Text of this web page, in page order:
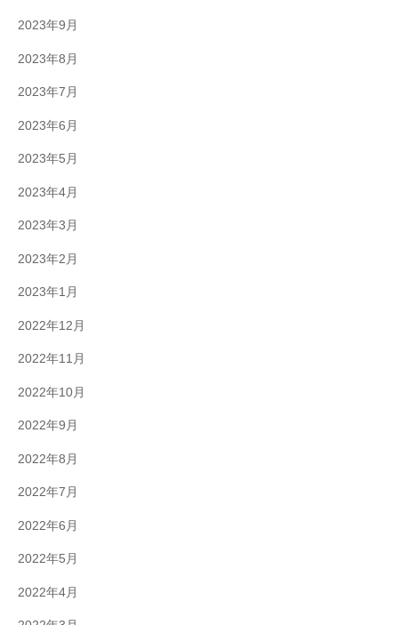
2023年9月
2023年8月
2023年7月
2023年6月
2023年5月
2023年4月
2023年3月
2023年2月
2023年1月
2022年12月
2022年11月
2022年10月
2022年9月
2022年8月
2022年7月
2022年6月
2022年5月
2022年4月